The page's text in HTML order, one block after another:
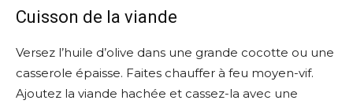
Cuisson de la viande
Versez l’huile d’olive dans une grande cocotte ou une
casserole épaisse. Faites chauffer à feu moyen-vif.
Ajoutez la viande hachée et cassez-la avec une